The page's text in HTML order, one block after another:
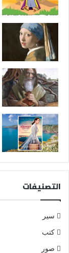
التصنيفات
سير
كتب
صور